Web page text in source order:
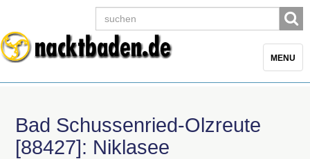
Toggle
MENU
Bad Schussenried-Olzreute
[88427]: Niklasee